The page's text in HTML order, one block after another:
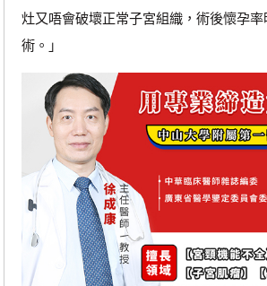
灶又唔會破壞正常子宮組織，術後懷孕
術。」